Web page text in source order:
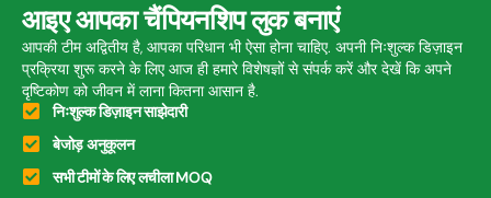
आइए आपका चैंपियनशिप लुक बनाएं
आपकी टीम अद्वितीय है, आपका परिधान भी ऐसा होना चाहिए. अपनी निःशुल्क डिज़ाइन
प्रक्रिया शुरू करने के लिए आज ही हमारे विशेषज्ञों से संपर्क करें और देखें कि अपने
दृष्टिकोण को जीवन में लाना कितना आसान है.
निःशुल्क डिज़ाइन साझेदारी
बेजोड़ अनुकूलन
सभी टीमों के लिए लचीला MOQ